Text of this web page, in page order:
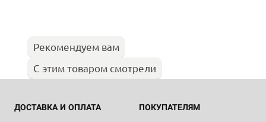
Рекомендуем вам
С этим товаром смотрели
ДОСТАВКА И ОПЛАТА ПОКУПАТЕЛЯМ